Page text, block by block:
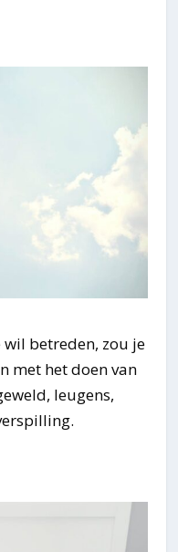
betreden, zou je
met het doen van
leugens,